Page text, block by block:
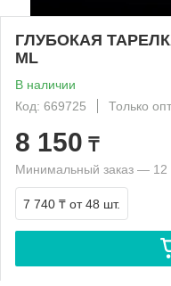
ГЛУБОКАЯ
ML
В наличии
Код: 669725
Только опт
8 150 ₸
Минимальный заказ — 12
7 740 ₸ от 48 шт.